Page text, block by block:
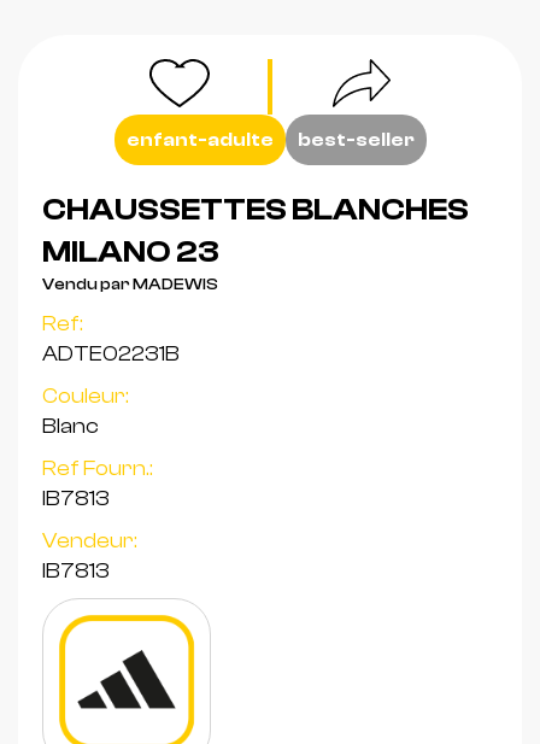
enfant-adulte best-seller
CHAUSSETTES BLANCHES
MILANO 23
Vendu par MADEWIS
Ref:
ADTE02231B
Couleur:
Blanc
Ref Fourn.:
IB7813
Vendeur:
IB7813